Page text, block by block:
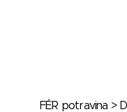
FÉR potravina >